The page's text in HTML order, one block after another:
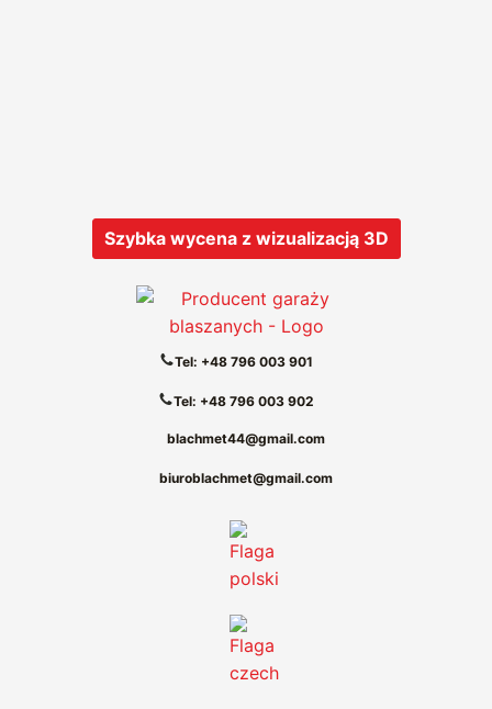
Szybka wycena z wizualizacją 3D
Tel: +48 796 003 901
Tel: +48 796 003 902
blachmet44@gmail.com
biuroblachmet@gmail.com